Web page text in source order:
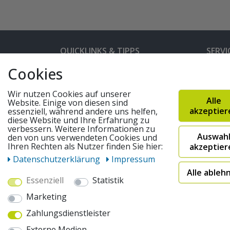
QUICKLINKS & TIPPS
Kunden-Login
Partnerprogramm
Marken
FAQ
Widerruf absenden
© 2026 pentagonsports.de
Daten­schutz­erklärung
Cookies
Wir nutzen Cookies auf unserer
Website. Einige von diesen sind
essenziell, während andere uns helfen,
diese Website und Ihre Erfahrung zu
verbessern. Weitere Informationen zu
den von uns verwendeten Cookies und
Ihren Rechten als Nutzer finden Sie hier:
Daten­schutz­erklärung
Impressum
Essenziell
Statistik
Marketing
Zahlungsdienstleister
Alle
Auswahl
Alle